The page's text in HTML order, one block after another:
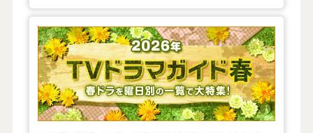
【2026年春】TVドラマガイド